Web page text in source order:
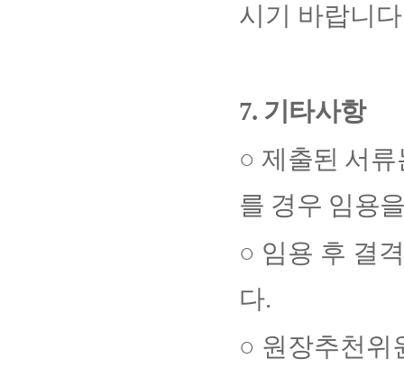
시기 바랍니다
7. 기타사항
○ 제출된 서
를 경우 임용
○ 임용 후 결
다.
○ 원장추천위